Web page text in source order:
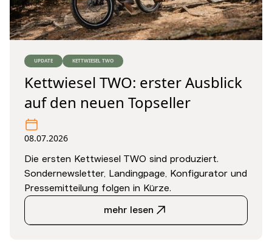
UPDATE KETTWIESEL TWO
Kettwiesel TWO: erster Ausblick
auf den neuen Topseller
08.07.2026
Die ersten Kettwiesel TWO sind produziert.
Sondernewsletter, Landingpage, Konfigurator und
Pressemitteilung folgen in Kürze.
mehr lesen